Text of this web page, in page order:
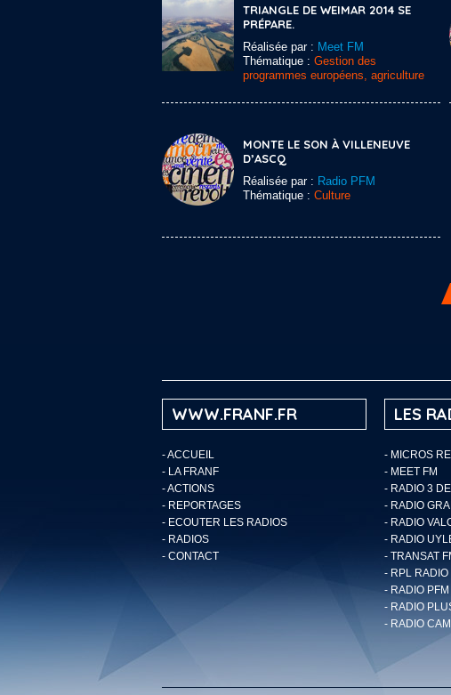
TRIANGLE DE WEIMAR 2014 SE
PRÉPARE.
Réalisée par : Meet FM
Thématique : Gestion des
programmes européens, agriculture
MONTE LE SON À VILLENEUVE
D’ASCQ
Réalisée par : Radio PFM
Thématique : Culture
WWW.FRANF.FR
-ACCUEIL
- LA FRANF
-ACTIONS
- REPORTAGES
- ECOUTER LES RADIOS
- RADIOS
- CONTACT
LES
- MICROS
- MEET FM
- RADIO 3
- RADIO
- RADIO
- RADIO
- TRANSAT
- RPL RADIO
- RADIO PFM
- RADIO
- RADIO